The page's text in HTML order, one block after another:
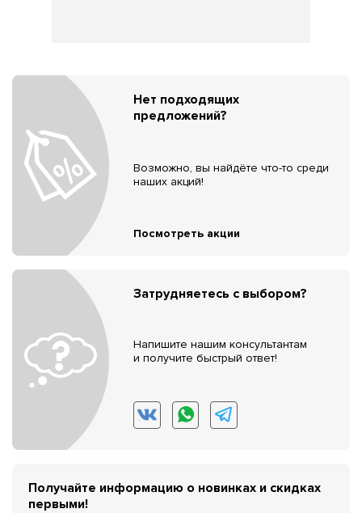
Нет подходящих
предложений?
Возможно, вы найдёте что-то среди
наших акций!
Посмотреть акции
Затрудняетесь с выбором?
Напишите нашим консультантам
и получите быстрый ответ!
Получайте информацию о новинках и скидках
первыми!